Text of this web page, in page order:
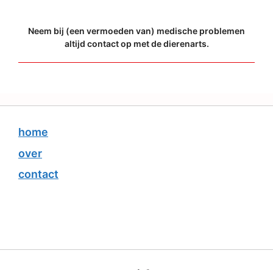
Neem bij (een vermoeden van) medische problemen
altijd contact op met de dierenarts.
home
over
contact